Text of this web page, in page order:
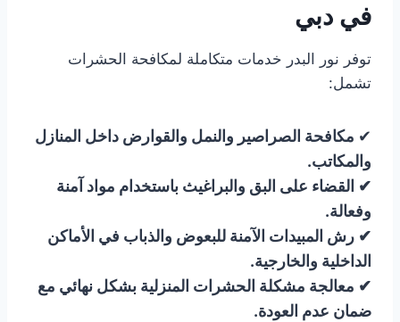
في دبي
توفر نور البدر خدمات متكاملة لمكافحة الحشرات
تشمل:
✔ مكافحة الصراصير والنمل والقوارض داخل المنازل
والمكاتب.
✔ القضاء على البق والبراغيث باستخدام مواد آمنة
وفعالة.
✔ رش المبيدات الآمنة للبعوض والذباب في الأماكن
الداخلية والخارجية.
✔ معالجة مشكلة الحشرات المنزلية بشكل نهائي مع
ضمان عدم العودة.